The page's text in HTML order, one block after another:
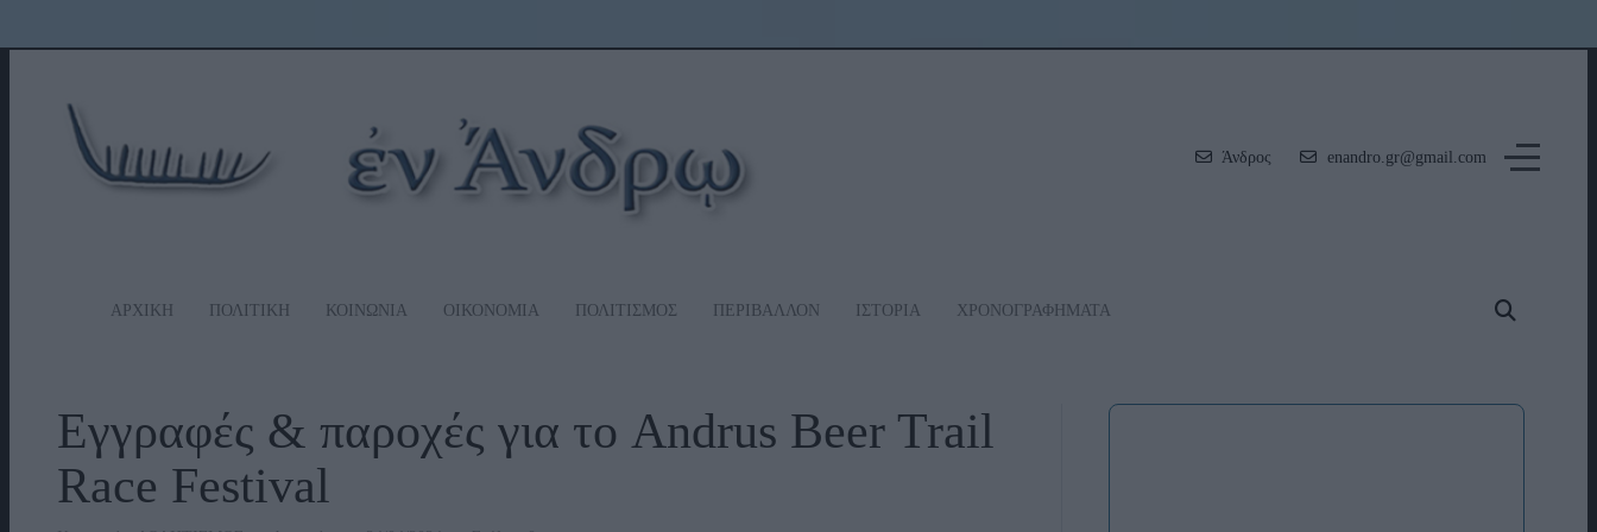
Άνδρος enandro.gr@gmail.com
ΑΡΧΙΚΗ ΠΟΛΙΤΙΚΗ ΚΟΙΝΩΝΙΑ ΟΙΚΟΝΟΜΙΑ ΠΟΛΙΤΙΣΜΟΣ ΠΕΡΙΒΑΛΛΟΝ ΙΣΤΟΡΙΑ ΧΡΟΝΟΓΡΑΦΗΜΑΤΑ
Εγγραφές & παροχές για το Andrus Beer Trail
Race Festival